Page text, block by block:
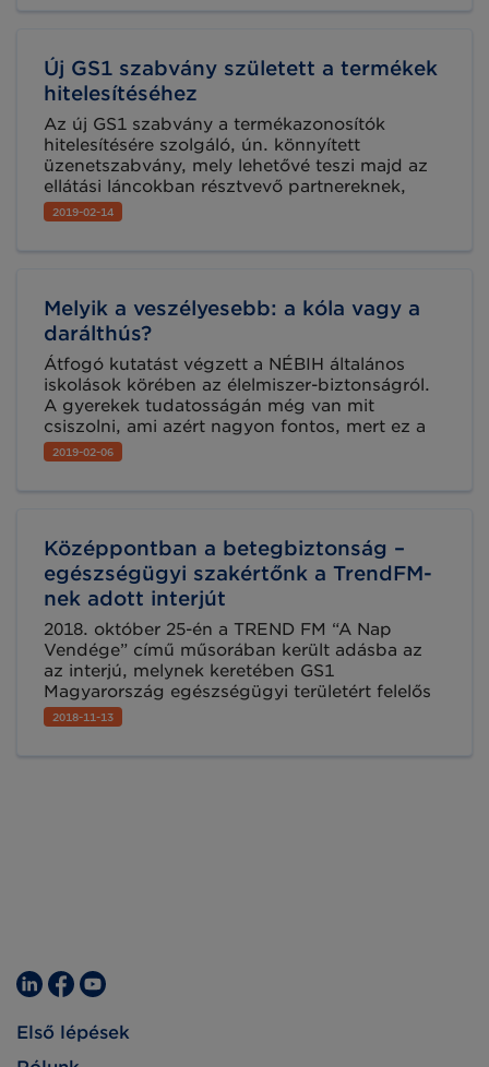
betegbiztonságot nyújtó megoldásairól.
Új GS1 szabvány született a termékek
hitelesítéséhez
Az új GS1 szabvány a termékazonosítók
hitelesítésére szolgáló, ún. könnyített
üzenetszabvány, mely lehetővé teszi majd az
ellátási láncokban résztvevő partnereknek,
hogy ellenőrizzék, vajon az éppen náluk lévő
termék alkalmas-e a további értékesítésre.
2019-02-14
Melyik a veszélyesebb: a kóla vagy a
darálthús?
Átfogó kutatást végzett a NÉBIH általános
iskolások körében az élelmiszer-biztonságról.
A gyerekek tudatosságán még van mit
csiszolni, ami azért nagyon fontos, mert ez a
korosztály a legfogékonyabb a helyes
szokások elsajátítására. A megfelelő
2019-02-06
Középpontban a betegbiztonság –
egészségügyi szakértőnk a TrendFM-
nek adott interjút
2018. október 25-én a TREND FM “A Nap
Vendége” című műsorában került adásba az
az interjú, melynek keretében GS1
Magyarország egészségügyi területért felelős
szakértője, Krázli Zoltán implementációs
igazgató és Dr. Vácity József, az egri Markhot
2018-11-13
Első lépések